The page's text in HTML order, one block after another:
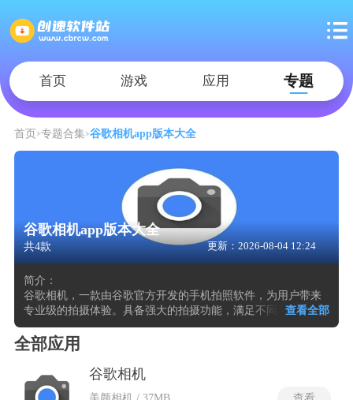
首页 游戏 应用 专题
首页 专题合集 谷歌相机app版本大全
谷歌相机app版本大全
共4款 更新：2026-08-04 12:24
简介：
谷歌相机，一款由谷歌官方开发的手机拍照软件，为用户带来
专业级的拍摄体验。具备强大的拍摄功能，满足不同场景下的
摄影需求，能通过这款应用轻松拍出高质量的照片和视频。卓
越的HDR技术和夜景模式脱颖而出，在低光照条件下，通过多
张合成技术，减少噪点，提升画面质量。还支持多种拍摄模
式，如全景相机、延时摄影等，让用户在不同场景下都能获得
理想的拍摄效果。
查看全部
全部应用
谷歌相机